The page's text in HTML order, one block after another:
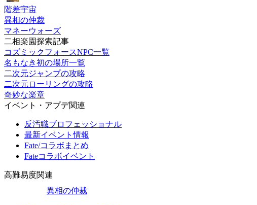
階差宇宙
異相の仲裁
マネーウォーズ
二相楽園探索記事
コズミックフォースNPC一覧
名もなき初の場所一覧
二次元ジャンプの攻略
二次元ローリングの攻略
奇妙な楽章
イベント・アプデ関連
反汚職ブロフェッショナル
最新イベント情報
Fate/コラボまとめ
Fateコラボイベント
高難易度関連
異相の仲裁